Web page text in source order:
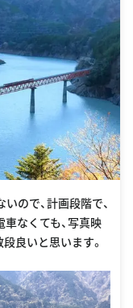
ので、計画段階で、
なくても、写真映
良いと思います。